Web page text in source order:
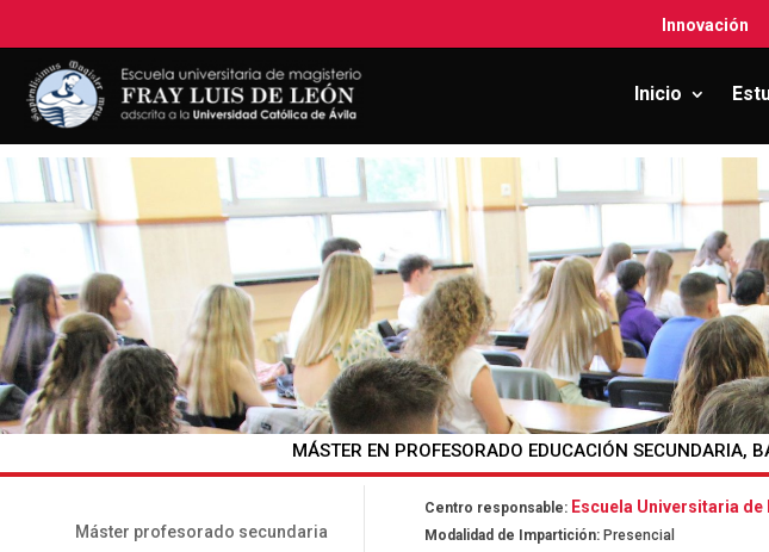
Innovación
Inicio
MÁSTER EN PROFESORADO EDUCACIÓN SECUNDARIA,
Máster profesorado secundaria
Centro responsable: Escuela Universitaria
Modalidad de Impartición: Presencial